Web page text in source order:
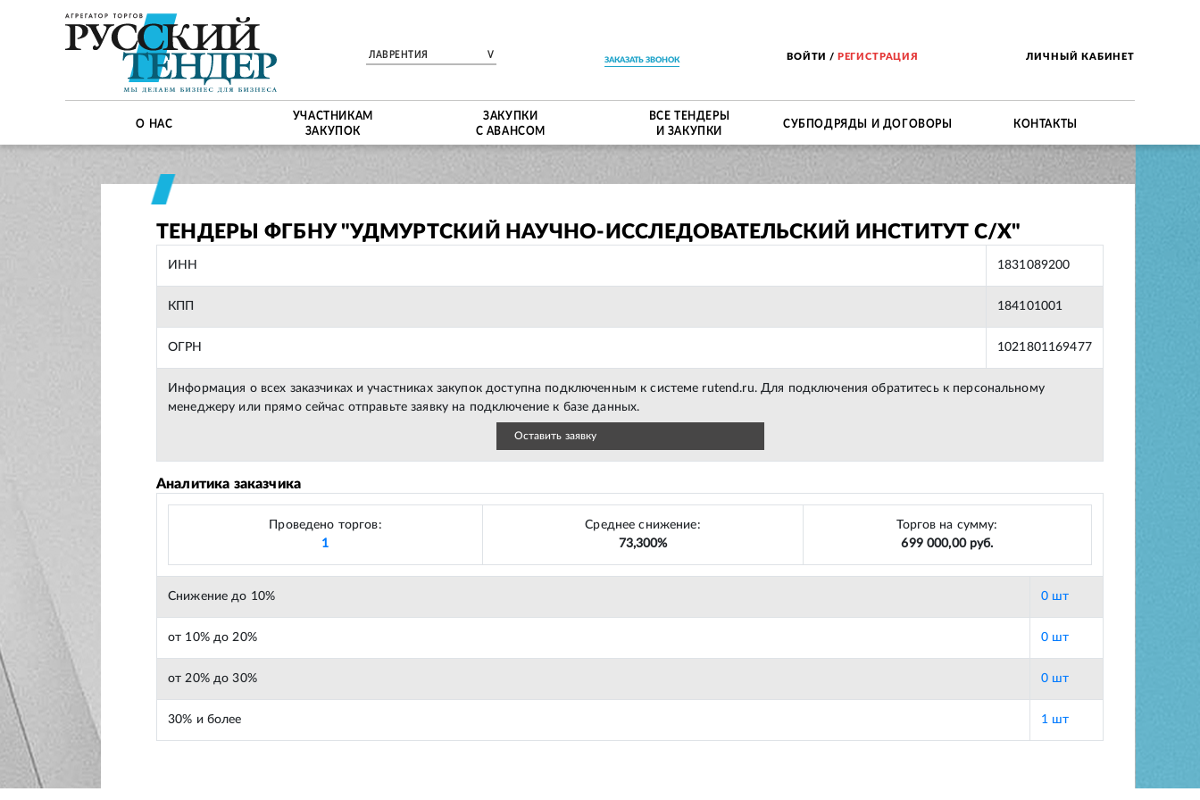
ЛАВРЕНТИЯ V ЗАКАЗАТЬ ЗВОНОК ВОЙТИ / РЕГИСТРАЦИЯ ЛИЧНЫЙ КАБИНЕТ
О НАС
УЧАСТНИКАМ
ЗАКУПОК
ЗАКУПКИ
С АВАНСОМ
ВСЕ ТЕНДЕРЫ
И ЗАКУПКИ
СУБПОДРЯДЫ И ДОГОВОРЫ КОНТАКТЫ
ТЕНДЕРЫ ФГБНУ "УДМУРТСКИЙ НАУЧНО-ИССЛЕДОВАТЕЛЬСКИЙ ИНСТИТУТ С/Х"
ИНН 1831089200
КПП 184101001
ОГРН 1021801169477
Информация о всех заказчиках и участниках закупок доступна подключенным к системе rutend.ru. Для подключения обратитесь к персональному
менеджеру или прямо сейчас отправьте заявку на подключение к базе данных.
Оставить заявку
Аналитика заказчика
Проведено торгов:
1
Среднее снижение:
73,300%
Торгов на сумму:
699 000,00 руб.
Снижение до 10% 0 шт
от 10% до 20% 0 шт
от 20% до 30% 0 шт
30% и более 1 шт